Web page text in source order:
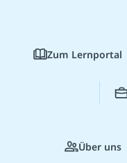
Zum Lernportal
Über uns